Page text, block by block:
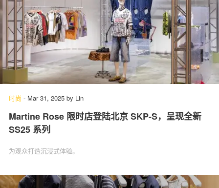
时尚 - Mar 31, 2025 by Lin
Martine Rose 限时店登陆北京 SKP-S，呈现全新
SS25 系列
为观众打造沉浸式体验。